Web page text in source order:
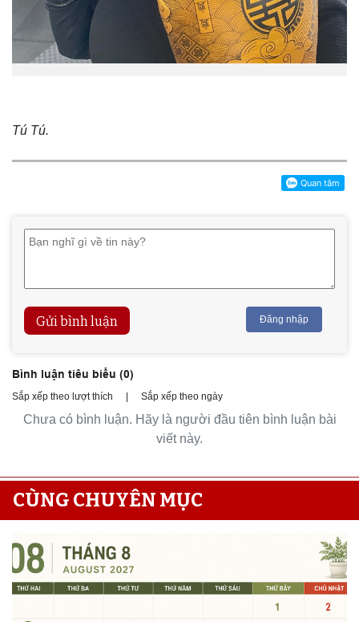
Tú Tú.
Gửi bình luận Đăng nhập
Bình luận tiêu biểu (0)
Sắp xếp theo lượt thích | Sắp xếp theo ngày
Chưa có bình luận. Hãy là người đầu tiên bình luận bài
viết này.
CÙNG CHUYÊN MỤC